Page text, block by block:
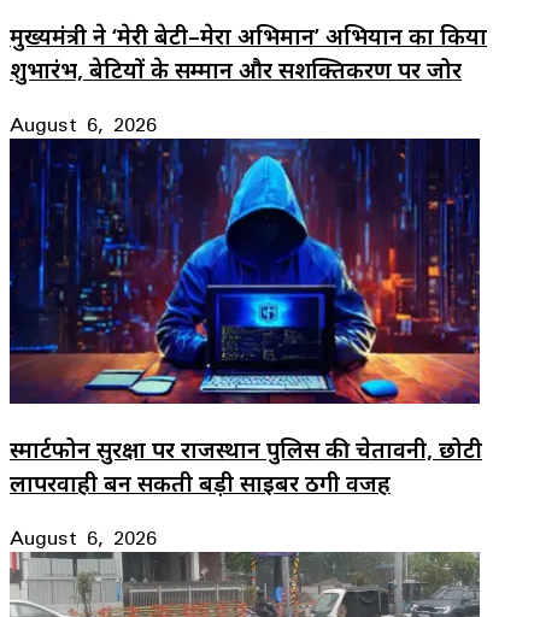
मुख्यमंत्री ने ‘मेरी बेटी–मेरा अभिमान’ अभियान का किया
शुभारंभ, बेटियों के सम्मान और सशक्तिकरण पर जोर
August 6, 2026
स्मार्टफोन सुरक्षा पर राजस्थान पुलिस की चेतावनी, छोटी
लापरवाही बन सकती बड़ी साइबर ठगी वजह
August 6, 2026